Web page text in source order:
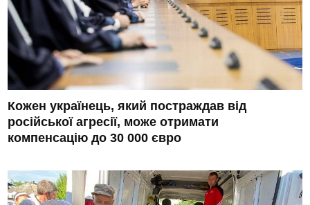
Кожен українець, який постраждав від
російської агресії, може отримати
компенсацію до 30 000 євро